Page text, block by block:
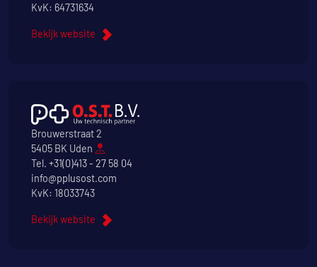
KvK: 64731634
Bekijk website
Brouwerstraat 2
5405 BK Uden
Tel. +31(0)413 - 27 58 04
info@pplusost.com
KvK: 18033743
Bekijk website